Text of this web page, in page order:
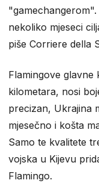
nekoliko mjeseci
piše Corriere della
Flamingove glavne
kilometara, nosi
precizan, Ukrajina
mjesečno i košta
Samo te kvalitete
vojska u Kijevu
Flamingo.